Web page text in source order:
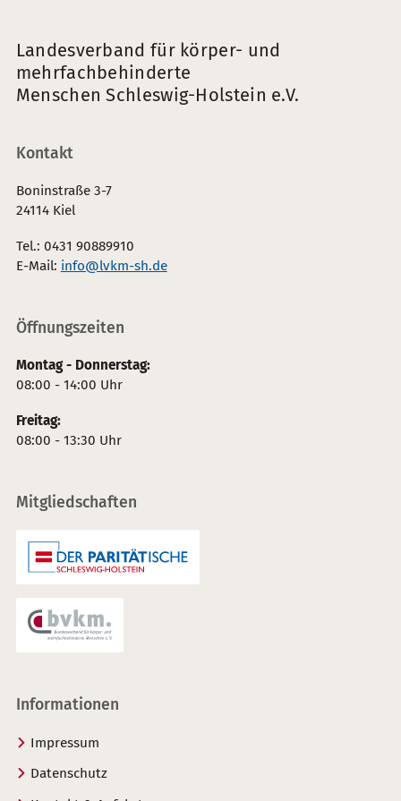
Landesverband für körper- und
mehrfachbehinderte
Menschen Schleswig-Holstein e.V.
Kontakt
Boninstraße 3-7
24114 Kiel
Tel.: 0431 90889910
E-Mail: info@lvkm-sh.de
Öffnungszeiten
Montag - Donnerstag:
08:00 - 14:00 Uhr
Freitag:
08:00 - 13:30 Uhr
Mitgliedschaften
Informationen
Impressum
Datenschutz